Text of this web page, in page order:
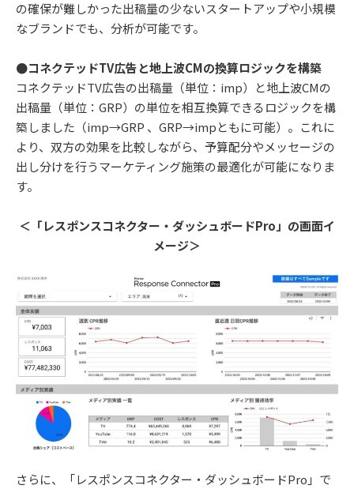
の確保が難しかった出稿量の少ないスタートアップや小規模
なブランドでも、分析が可能です。
●コネクテッドTV広告と地上波CMの換算ロジックを構築
コネクテッドTV広告の出稿量（単位：imp）と地上波CMの
出稿量（単位：GRP）の単位を相互換算できるロジックを構
築しました（imp→GRP 、GRP→impともに可能）。これに
より、双方の効果を比較しながら、予算配分やメッセージの
出し分けを行うマーケティング施策の最適化が可能になりま
す。
＜「レスポンスコネクター・ダッシュボードPro」の画面イ
メージ＞
さらに、「レスポンスコネクター・ダッシュボードPro」で